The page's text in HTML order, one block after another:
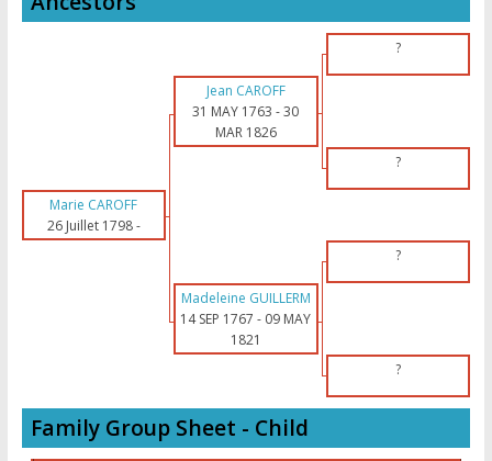
?
Jean CAROFF
31 MAY 1763 -30
MAR 1826
?
Marie CAROFF
26 Juillet 1798-
?
Madeleine GUILLERM
14 SEP 1767 - 09 MAY
1821
?
Family Group Sheet - Child